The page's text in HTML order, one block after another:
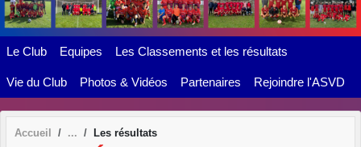
Le Club Equipes Les Classements et les résultats
Vie du Club Photos & Vidéos Partenaires Rejoindre l'ASVD
Accueil Les résultats